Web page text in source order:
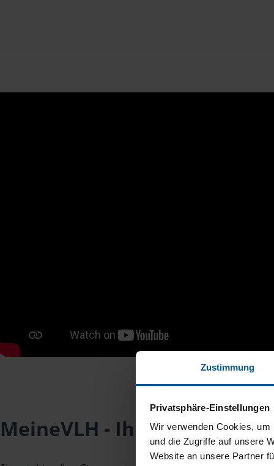
Zustimmung
Privatsphäre-Einstellungen
Wir verwenden Cookies,
und die Zugriffe auf unsere
Website an unsere Partner
MeineVLH - Ihr